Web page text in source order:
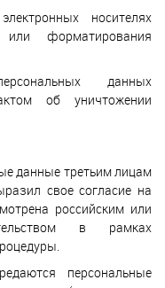
носителях
форматирования
данных
об уничтожении
данные третьим лицам
свое согласие на
российским или
в рамках
персональные